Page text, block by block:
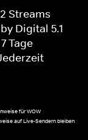
Streams
Digital 5.1
Tage
für WOW
auf Live-Sendern bleiben